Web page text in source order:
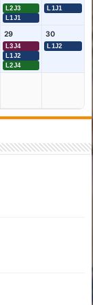
L2J3
L1J1
L1J1
29
L3J4
L1J2
L2J4
30
L1J2